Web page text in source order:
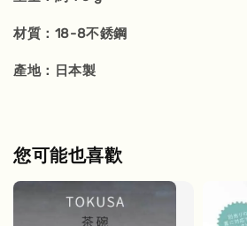
材質：18-8不銹鋼
產地：日本製
您可能也喜歡